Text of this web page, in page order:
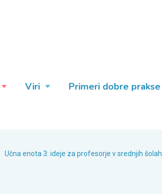
Viri Primeri dobre prakse
Učna enota 3: ideje za profesorje v srednjih šolah